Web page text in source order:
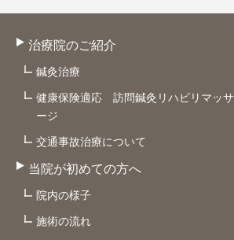
治療院のご紹介
鍼灸治療
健康保険適応 訪問鍼灸リハビリマッサ
ージ
交通事故治療について
当院が初めての方へ
院内の様子
施術の流れ